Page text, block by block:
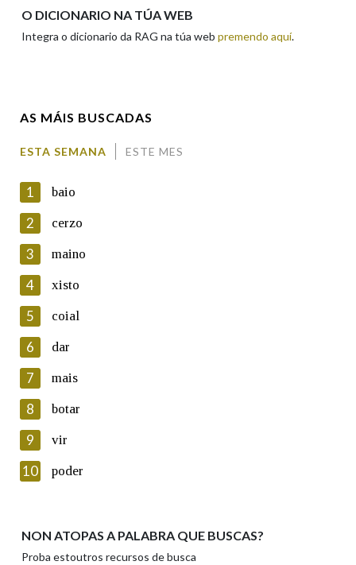
En cumprimento da normativa vixente en materia de
Protección de Datos de Carácter Persoal, a Real Academia
Galega informa a aqueles usuarios que faciliten o seu correo
electrónico, así como calquera outra información de carácter
persoal, que estes datos serán obxecto de tratamento
automatizado de carácter confidencial e incorporados aos seus
ficheiros informáticos. Así mesmo, os usuarios poderán exercer o
seu dereito de acceso, rectificación, oposición e cancelación dos
seus datos poñéndose en contacto connosco.
Lin e acepto as condicións da política de
Introduce o código que aparece na imaxe:
Texto de verificación
O DICIONARIO NA TÚA WEB
Integra o dicionario da RAG na túa web premendo aquí.
AS MÁIS BUSCADAS
ESTA SEMANA ESTE MES
1 baio
2 cerzo
3 maino
4 xisto
5 coial
6 dar
7 mais
8 botar
9 vir
10 poder
NON ATOPAS A PALABRA QUE BUSCAS?
Proba estoutros recursos de busca